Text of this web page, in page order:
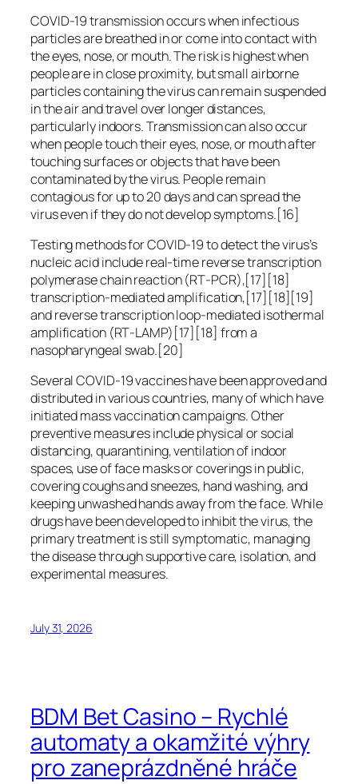
COVID‑19 transmission occurs when infectious
particles are breathed in or come into contact with
the eyes, nose, or mouth. The risk is highest when
people are in close proximity, but small airborne
particles containing the virus can remain suspended
in the air and travel over longer distances,
particularly indoors. Transmission can also occur
when people touch their eyes, nose, or mouth after
touching surfaces or objects that have been
contaminated by the virus. People remain
contagious for up to 20 days and can spread the
virus even if they do not develop symptoms.[16]
Testing methods for COVID-19 to detect the virus’s
nucleic acid include real-time reverse transcription
polymerase chain reaction (RT‑PCR),[17][18]
transcription-mediated amplification,[17][18][19]
and reverse transcription loop-mediated isothermal
amplification (RT‑LAMP)[17][18] from a
nasopharyngeal swab.[20]
Several COVID-19 vaccines have been approved and
distributed in various countries, many of which have
initiated mass vaccination campaigns. Other
preventive measures include physical or social
distancing, quarantining, ventilation of indoor
spaces, use of face masks or coverings in public,
covering coughs and sneezes, hand washing, and
keeping unwashed hands away from the face. While
drugs have been developed to inhibit the virus, the
primary treatment is still symptomatic, managing
the disease through supportive care, isolation, and
experimental measures.
July 31, 2026
BDM Bet Casino – Rychlé
automaty a okamžité výhry
pro zaneprázdněné hráče